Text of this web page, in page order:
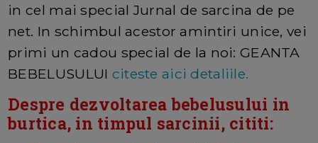
in cel mai special Jurnal de sarcina de pe
net. In schimbul acestor amintiri unice, vei
primi un cadou special de la noi: GEANTA
BEBELUSULUI citeste aici detaliile.
Despre dezvoltarea bebelusului in
burtica, in timpul sarcinii, cititi: